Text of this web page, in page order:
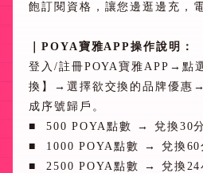
飽訂閱資格，讓您邊逛邊充，
POYA寶雅APP操作說明：
登入 /註冊POYA寶雅APP →點
換】→選擇欲交換的品牌優惠
成序號歸戶。
■
500 POYA點數 → 兌換30
■
1000 POYA點數 → 兌換60
■
2500 POYA點數 → 兌換24